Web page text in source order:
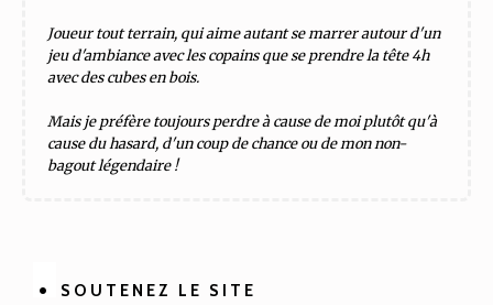
Joueur tout terrain, qui aime autant se marrer autour d'un
jeu d'ambiance avec les copains que se prendre la tête 4h
avec des cubes en bois.
Mais je préfère toujours perdre à cause de moi plutôt qu'à
cause du hasard, d'un coup de chance ou de mon non-
bagout légendaire !
SOUTENEZ LE SITE